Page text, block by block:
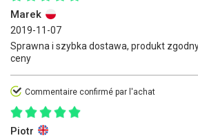
Marek
2019-11-07
Sprawna i szybka dostawa, produkt
ceny
Commentaire confirmé par l'achat
Piotr